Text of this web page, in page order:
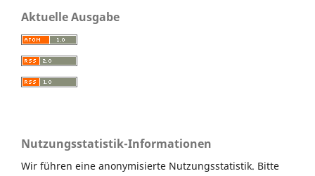
Aktuelle Ausgabe
Nutzungsstatistik-Informationen
Wir führen eine anonymisierte Nutzungsstatistik. Bitte